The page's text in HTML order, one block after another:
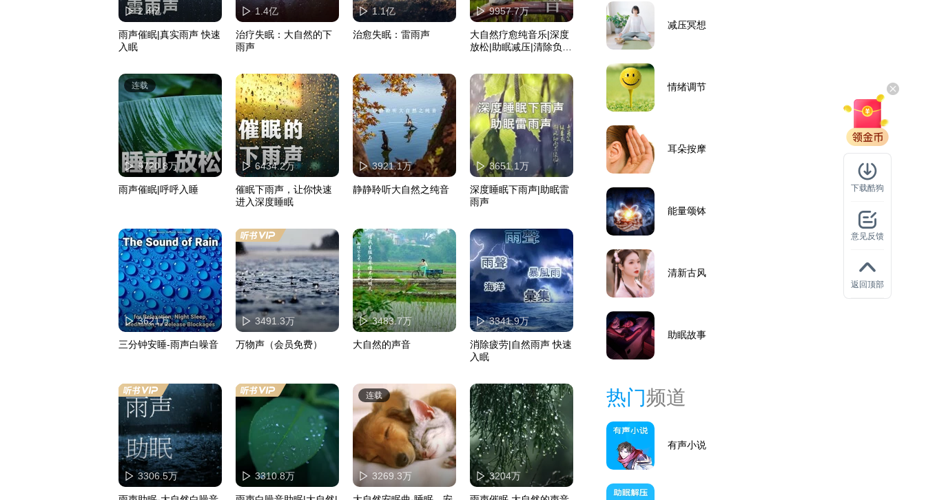
2.4亿
雨声催眠|真实雨声 快速
入眠
1.4亿
治疗失眠：大自然的下
雨声
1.1亿
治愈失眠：雷雨声
9957.7万
大自然疗愈纯音乐|深度
放松|助眠减压|清除负能
连载
9720.8万
雨声催眠|呼呼入睡
6434.2万
催眠下雨声，让你快速
进入深度睡眠
3921.1万
静静聆听大自然之纯音
3651.1万
深度睡眠下雨声|助眠雷
雨声
3621万
三分钟安睡-雨声白噪音
3491.3万
万物声（会员免费）
3483.7万
大自然的声音
3341.9万
消除疲劳|自然雨声 快速
入眠
3306.5万 3310.8万
连载
3269.3万 3204万
减压冥想
情绪调节
耳朵按摩
能量颂钵
清新古风
助眠故事
热门频道
有声小说
下载酷狗
意见反馈
返回顶部